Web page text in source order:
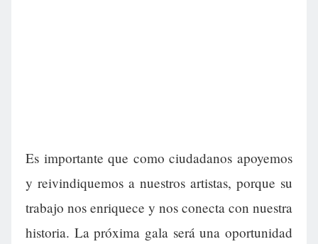
Es importante que como ciudadanos apoyemos
y reivindiquemos a nuestros artistas, porque su
trabajo nos enriquece y nos conecta con nuestra
historia. La próxima gala será una oportunidad